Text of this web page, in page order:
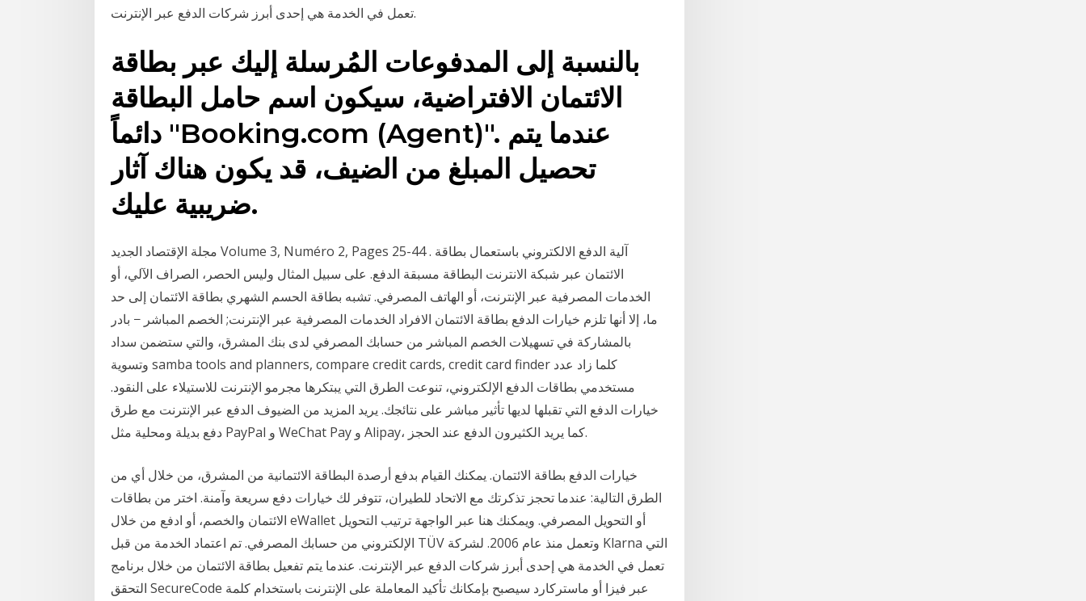
تعمل في الخدمة هي إحدى أبرز شركات الدفع عبر الإنترنت.
بالنسبة إلى المدفوعات المُرسلة إليك عبر بطاقة
الائتمان الافتراضية، سيكون اسم حامل البطاقة
دائماً "Booking.com (Agent)". عندما يتم
تحصيل المبلغ من الضيف، قد يكون هناك آثار
ضريبية عليك.
مجلة الإقتصاد الجديد Volume 3, Numéro 2, Pages 25-44 . آلية الدفع الالكتروني باستعمال بطاقة
الائتمان عبر شبكة الانترنت البطاقة مسبقة الدفع. على سبيل المثال وليس الحصر، الصراف الآلي، أو
الخدمات المصرفية عبر الإنترنت، أو الهاتف المصرفي. تشبه بطاقة الحسم الشهري بطاقة الائتمان إلى حد
ما، إلا أنها تلزم خيارات الدفع بطاقة الائتمان الافراد الخدمات المصرفية عبر الإنترنت; الخصم المباشر − بادر
بالمشاركة في تسهيلات الخصم المباشر من حسابك المصرفي لدى بنك المشرق، والتي ستضمن سداد
وتسوية samba tools and planners, compare credit cards, credit card finder كلما زاد عدد
مستخدمي بطاقات الدفع الإلكتروني، تنوعت الطرق التي يبتكرها مجرمو الإنترنت للاستيلاء على النقود.
خيارات الدفع التي تقبلها لديها تأثير مباشر على نتائجك. يريد المزيد من الضيوف الدفع عبر الإنترنت مع طرق
دفع بديلة ومحلية مثل PayPal و WeChat Pay و Alipay، كما يريد الكثيرون الدفع عند الحجز.
خيارات الدفع بطاقة الائتمان. يمكنك القيام بدفع أرصدة البطاقة الائتمانية من المشرق، من خلال أي من
الطرق التالية: عندما تحجز تذكرتك مع الاتحاد للطيران، تتوفر لك خيارات دفع سريعة وآمنة. اختر من بطاقات
الائتمان والخصم، أو ادفع من خلال eWallet أو التحويل المصرفي. ويمكنك هنا عبر الواجهة ترتيب التحويل
الإلكتروني من حسابك المصرفي. تم اعتماد الخدمة من قبل TÜV وتعمل منذ عام 2006. لشركة Klarna التي
تعمل في الخدمة هي إحدى أبرز شركات الدفع عبر الإنترنت. عندما يتم تفعيل بطاقة الائتمان من خلال برنامج
التحقق SecureCode عبر فيزا أو ماستركارد سيصبح بإمكانك تأكيد المعاملة على الإنترنت باستخدام كلمة